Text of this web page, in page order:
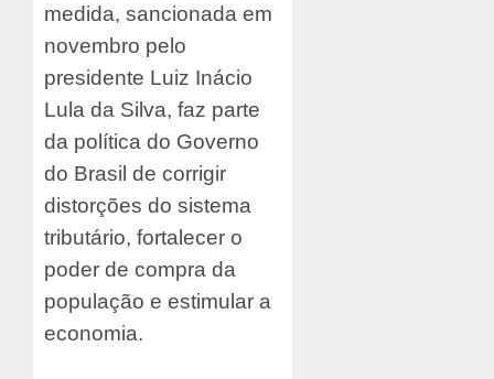
medida, sancionada em
novembro pelo
presidente Luiz Inácio
Lula da Silva, faz parte
da política do Governo
do Brasil de corrigir
distorções do sistema
tributário, fortalecer o
poder de compra da
população e estimular a
economia.